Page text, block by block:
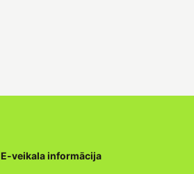
E-veikala informācija